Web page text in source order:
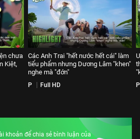
chưa
Kiệt,
Các Anh Trai "hết nước hết cái" làm
tiểu phẩm nhưng Dương Lâm "khen"
nghe mà "đớn"
P Full HD P
khoản để chia sẻ bình luận của